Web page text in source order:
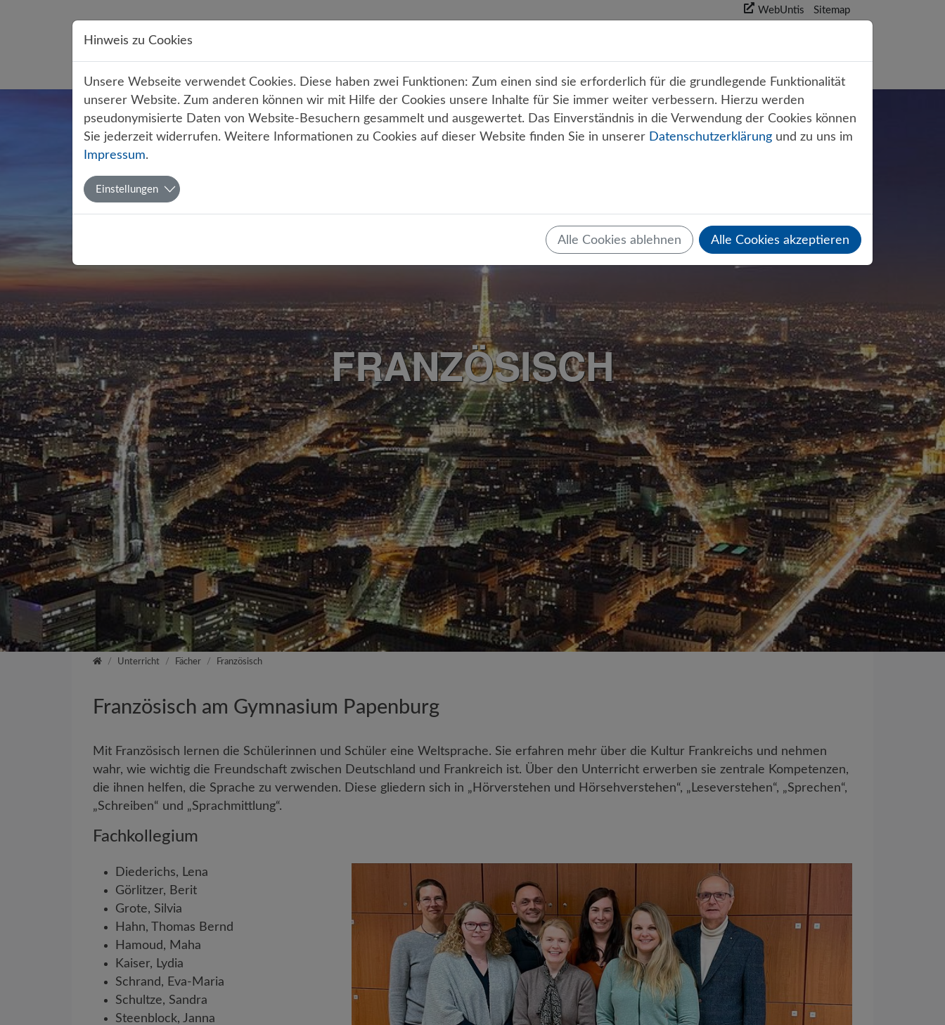
WebUntis Sitemap
FRANZÖSISCH
Startseite
Unterricht Fächer Französisch
Französisch am Gymnasium Papenburg
Mit Französisch lernen die Schülerinnen und Schüler eine Weltsprache. Sie erfahren mehr über die Kultur Frankreichs und nehmen
wahr, wie wichtig die Freundschaft zwischen Deutschland und Frankreich ist. Über den Unterricht erwerben sie zentrale Kompetenzen,
die ihnen helfen, die Sprache zu verwenden. Diese gliedern sich in „Hörverstehen und Hörsehverstehen“, „Leseverstehen“, „Sprechen“,
„Schreiben“ und „Sprachmittlung“.
Fachkollegium
Diederichs, Lena
Görlitzer, Berit
Grote, Silvia
Hahn, Thomas Bernd
Hamoud, Maha
Kaiser, Lydia
Schrand, Eva-Maria
Schultze, Sandra
Steenblock, Janna
Hinweis zu Cookies
Unsere Webseite verwendet Cookies. Diese haben zwei Funktionen: Zum einen sind sie erforderlich für die grundlegende Funktionalität
unserer Website. Zum anderen können wir mit Hilfe der Cookies unsere Inhalte für Sie immer weiter verbessern. Hierzu werden
pseudonymisierte Daten von Website-Besuchern gesammelt und ausgewertet. Das Einverständnis in die Verwendung der Cookies können
Sie jederzeit widerrufen. Weitere Informationen zu Cookies auf dieser Website finden Sie in unserer Datenschutzerklärung und zu uns im
Impressum.
Einstellungen
Alle Cookies ablehnen Alle Cookies akzeptieren